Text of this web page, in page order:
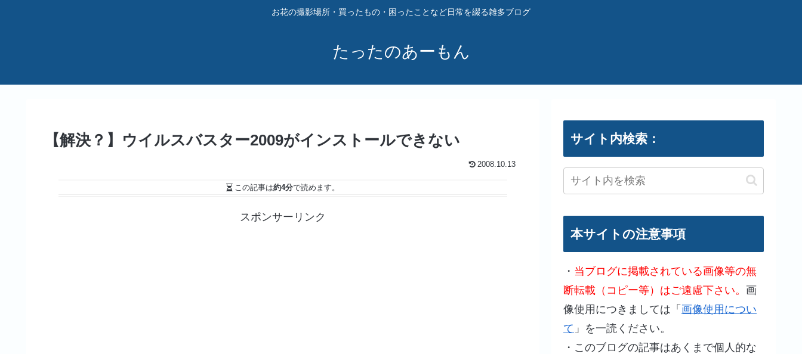
お花の撮影場所・買ったもの・困ったことなど日常を綴る雑多ブログ
たったのあーもん
【解決？】ウイルスバスター2009がインストールできない
2008.10.13
この記事は約4分で読めます。
スポンサーリンク
サイト内検索：
本サイトの注意事項
・ 当ブログに掲載されている画像等の無
断転載（コピー等）はご遠慮下さい。 画
像使用につきましては「 画像使用につい
て 」を一読ください。
・このブログの記事はあくまで個人的な